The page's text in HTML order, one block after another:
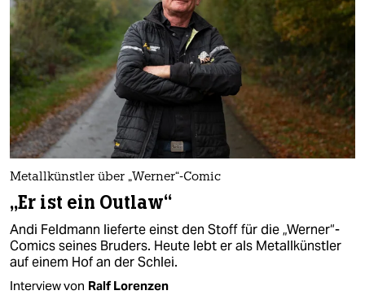
Metallkünstler über „Werner“-Comic
„Er ist ein Outlaw“
Andi Feldmann lieferte einst den Stoff für die „Werner“-
Comics seines Bruders. Heute lebt er als Metallkünstler
auf einem Hof an der Schlei.
Interview von Ralf Lorenzen